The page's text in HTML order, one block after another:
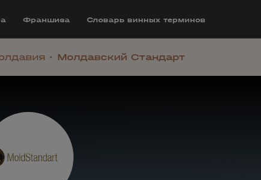
Франшиза Cловарь винных терминов
Молдавский Стандарт